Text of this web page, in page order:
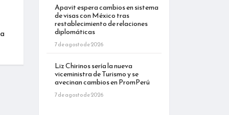
Apavit espera cambios en sistema
de visas con México tras
restablecimiento de relaciones
diplomáticas
7 de agosto de 2026
Liz Chirinos sería la nueva
viceministra de Turismo y se
avecinan cambios en PromPerú
7 de agosto de 2026